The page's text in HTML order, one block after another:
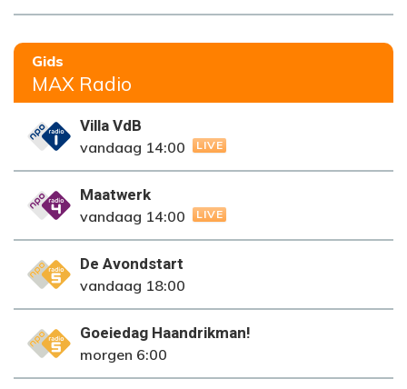
Gids
MAX Radio
NPO Radio 1
Villa VdB
vandaag 14:00 LIVE
NPO Radio 4
Maatwerk
vandaag 14:00 LIVE
NPO Radio 5
De Avondstart
vandaag 18:00
NPO Radio 5
Goeiedag Haandrikman!
morgen 6:00